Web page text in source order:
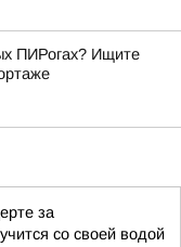
ПИРогах? Ищите
за
со своей водой